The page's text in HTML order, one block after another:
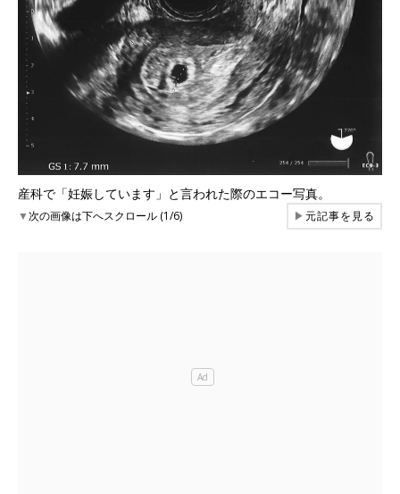
産科で「妊娠しています」と言われた際のエコー写真。
▼次の画像は下へスクロール (1/6) ▶元記事を見る